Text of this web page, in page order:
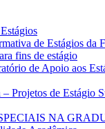
de Estágios da
fins de estágio
de Apoio aos
Projetos de Estágio
NA